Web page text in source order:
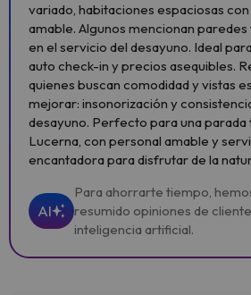
variado, habitaciones espaciosas
amable. Algunos mencionan paredes
en el servicio del desayuno. Ideal
auto check-in y precios asequibles.
quienes buscan comodidad y vistas
mejorar: insonorización y
desayuno. Perfecto para una parada
Lucerna, con personal amable y
encantadora para disfrutar de la
AI
Para ahorrarte tiempo,
resumido opiniones de
inteligencia artificial.